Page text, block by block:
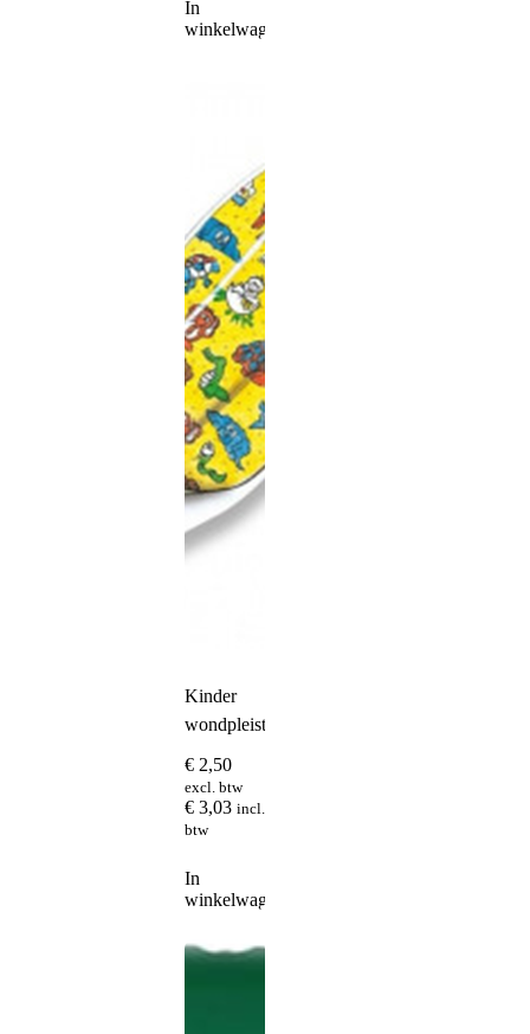
In
winkelwagen
Kinder
wondpleister
€ 2,50
excl. btw
€ 3,03 incl.
btw
In
winkelwagen